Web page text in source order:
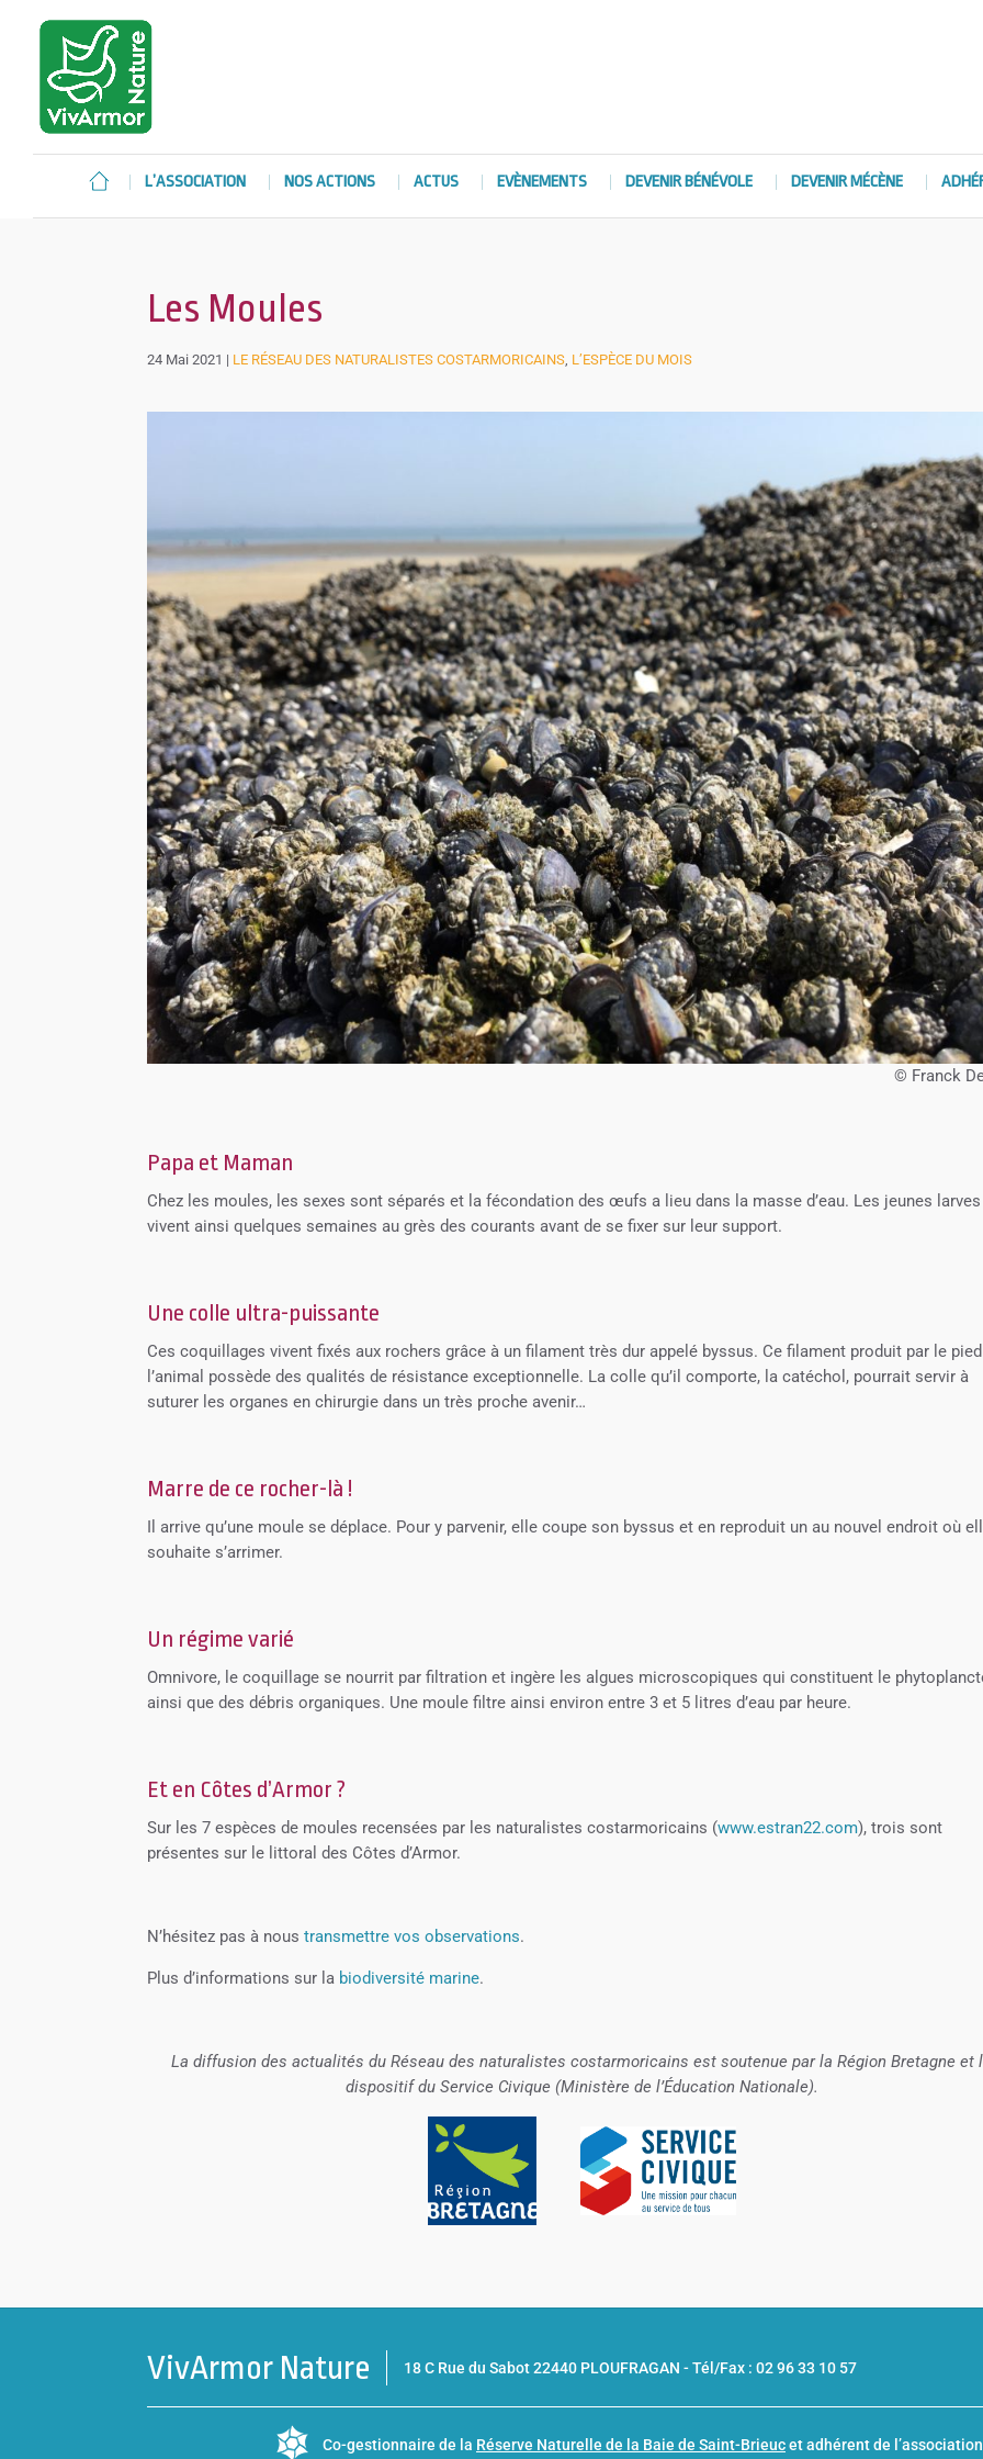
L’ASSOCIATION NOS ACTIONS ACTUS EVÈNEMENTS DEVENIR BÉNÉVOLE DEVENIR MÉCÈNE
Les Moules
24 Mai 2021 | LE RÉSEAU DES NATURALISTES COSTARMORICAINS, L’ESPÈCE DU MOIS
© Franck
Papa et Maman
Chez les moules, les sexes sont séparés et la fécondation des œufs a lieu dans la masse d’eau. Les jeunes larves
vivent ainsi quelques semaines au grès des courants avant de se fixer sur leur support.
Une colle ultra-puissante
Ces coquillages vivent fixés aux rochers grâce à un filament très dur appelé byssus. Ce filament produit par le
l’animal possède des qualités de résistance exceptionnelle. La colle qu’il comporte, la catéchol, pourrait servir à
suturer les organes en chirurgie dans un très proche avenir…
Marre de ce rocher-là !
Il arrive qu’une moule se déplace. Pour y parvenir, elle coupe son byssus et en reproduit un au nouvel endroit où
souhaite s’arrimer.
Un régime varié
Omnivore, le coquillage se nourrit par filtration et ingère les algues microscopiques qui constituent le
ainsi que des débris organiques. Une moule filtre ainsi environ entre 3 et 5 litres d’eau par heure.
Et en Côtes d’Armor ?
Sur les 7 espèces de moules recensées par les naturalistes costarmoricains (www.estran22.com), trois sont
présentes sur le littoral des Côtes d’Armor.
N’hésitez pas à noustransmettre vos observations.
Plus d’informations sur la biodiversité marine.
La diffusion des actualités du Réseau des naturalistes costarmoricains est soutenue par la Région Bretagne et
dispositif du Service Civique (Ministère de l’Éducation Nationale).
VivArmor Nature 18 C Rue du Sabot 22440 PLOUFRAGAN -Tél/Fax : 02 96 33 10 57
Co-gestionnaire de la Réserve Naturelle de la Baie de Saint-Brieucet adhérent de l’association